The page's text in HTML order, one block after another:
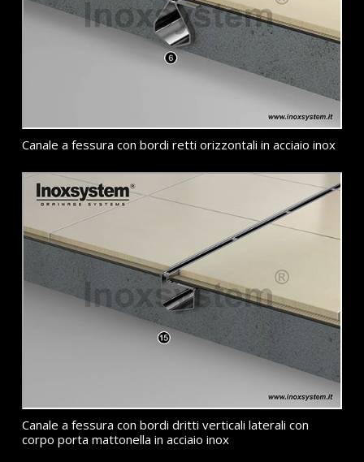
Canale a fessura con bordi retti orizzontali in acciaio inox
Canale a fessura con bordi dritti verticali laterali con
corpo porta mattonella in acciaio inox